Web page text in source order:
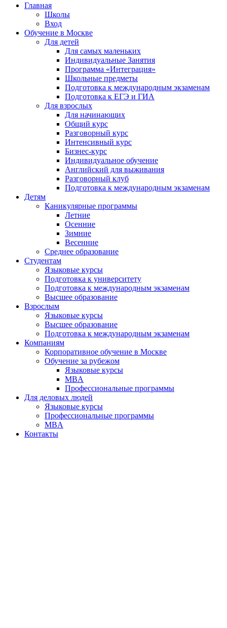
Главная
Школы
Вход
Обучение в Москве
Для детей
Для самых маленьких
Индивидуальные Занятия
Программа «Интеграция»
Школьные предметы
Подготовка к международным экзаменам
Подготовка к ЕГЭ и ГИА
Для взрослых
Для начинающих
Общий курс
Разговорный курс
Интенсивный курс
Бизнес-курс
Индивидуальное обучение
Английский для выживания
Разговорный клуб
Подготовка к международным экзаменам
Детям
Каникулярные программы
Летние
Осенние
Зимние
Весенние
Среднее образование
Студентам
Языковые курсы
Подготовка к университету
Подготовка к международным экзаменам
Высшее образование
Взрослым
Языковые курсы
Высшее образование
Подготовка к международным экзаменам
Компаниям
Корпоративное обучение в Москве
Обучение за рубежом
Языковые курсы
MBA
Профессиональные программы
Для деловых людей
Языковые курсы
Профессиональные программы
MBA
Контакты